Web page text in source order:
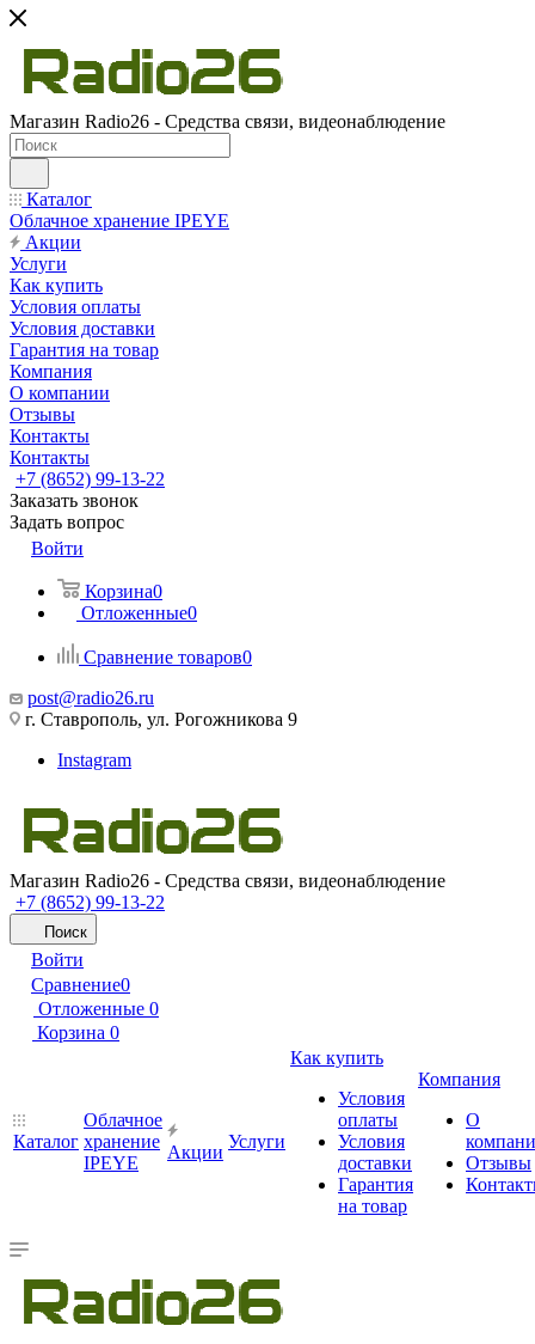
Магазин Radio26 - Средства связи, видеонаблюдение
Каталог
Облачное хранение IPEYE
Акции
Услуги
Как купить
Условия оплаты
Условия доставки
Гарантия на товар
Компания
О компании
Отзывы
Контакты
Контакты
+7 (8652) 99-13-22
Заказать звонок
Задать вопрос
Войти
Корзина0
Отложенные0
Сравнение товаров0
post@radio26.ru
г. Ставрополь, ул. Рогожникова 9
Instagram
Магазин Radio26 - Средства связи, видеонаблюдение
+7 (8652) 99-13-22
Поиск
Войти
Сравнение0
Отложенные 0
Корзина 0
Каталог
Облачное
хранение
IPEYE
Акции
Услуги
Как купить
Условия
оплаты
Условия
доставки
Гарантия
на товар
Компания
О
Отзывы